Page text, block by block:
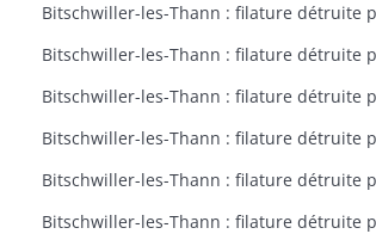
Bitschwiller-les-Thann : filature détruite
Bitschwiller-les-Thann : filature détruite
Bitschwiller-les-Thann : filature détruite
Bitschwiller-les-Thann : filature détruite
Bitschwiller-les-Thann : filature détruite
Bitschwiller-les-Thann : filature détruite